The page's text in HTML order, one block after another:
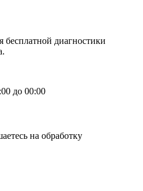
бесплатной диагностики
:00 до 00:00
на обработку